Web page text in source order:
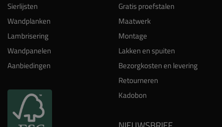
Sierlijsten
Wandplanken
Lambrisering
Wandpanelen
Aanbiedingen
Gratis proefstalen
Maatwerk
Montage
Lakken en spuiten
Bezorgkosten en levering
Retourneren
Kadobon